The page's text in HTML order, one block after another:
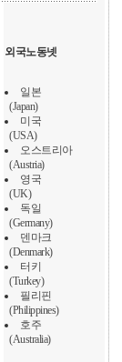
외국노동넷
일본
(Japan)
미국
(USA)
오스트리아
(Austria)
영국
(UK)
독일
(Germany)
덴마크
(Denmark)
터키
(Turkey)
필리핀
(Philippines)
호주
(Australia)